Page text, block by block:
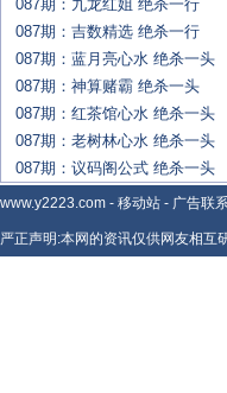
087期：九龙红姐 绝杀一行
087期：吉数精选 绝杀一行
087期：蓝月亮心水 绝杀一头
087期：神算赌霸 绝杀一头
087期：红茶馆心水 绝杀一头
087期：老树林心水 绝杀一头
087期：议码阁公式 绝杀一头
www.y2223.com - 移动站 - 广告联
严正声明:本网的资讯仅供网友相互